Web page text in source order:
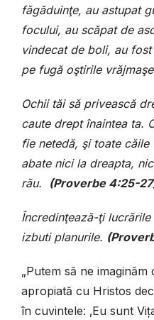
făgăduinţe, au astupat
focului, au scăpat de
vindecat de boli, au
pe fugă oştirile
Ochii tăi să privească
caute drept înaintea ta.
fie netedă, şi toate
abate nici la dreapta,
rău. (Proverbe 4:25-
Încredinţează-ţi
izbuti planurile.
„Putem să ne
apropiată cu Hristos
în cuvintele: ‚Eu sunt